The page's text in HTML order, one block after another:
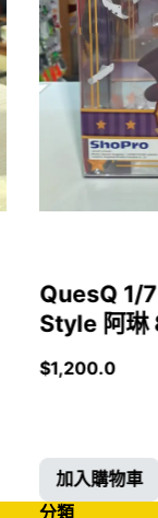
QuesQ 1/
Style 阿琳
$1,200.0
加入購物車
分類